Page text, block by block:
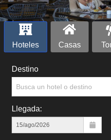
Hoteles Casas
Destino
Busca un hotel o destino
Llegada: